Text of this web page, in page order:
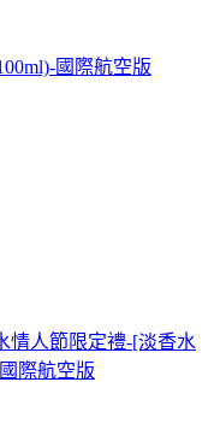
國際航空版
情人節限定禮-[淡香水
際航空版